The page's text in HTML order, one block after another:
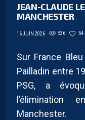
JEAN-CLAUDE
MANCHESTER
16 JUIN 2026 536 54
Sur France
Pailladin entre
PSG, a
Manchester.